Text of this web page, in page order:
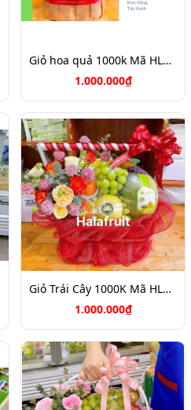
Giỏ hoa quả 1000k Mã HL1051
1.000.000₫
Giỏ Trái Cây 1000K Mã HL1068
1.000.000₫